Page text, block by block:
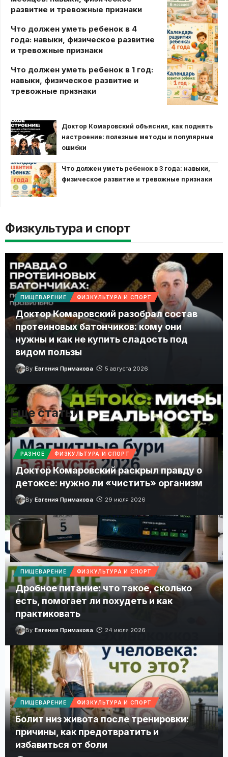
развитие и тревожные признаки
Что должен уметь ребенок в 4
года: навыки, физическое развитие
и тревожные признаки
Что должен уметь ребенок в 1 год:
навыки, физическое развитие и
тревожные признаки
Доктор Комаровский объяснил, как поднять
настроение: полезные методы и популярные
ошибки
Что должен уметь ребенок в 3 года: навыки,
физическое развитие и тревожные признаки
Физкультура и спорт
ПИЩЕВАРЕНИЕ ФИЗКУЛЬТУРА И СПОРТ
Доктор Комаровский разобрал состав
протеиновых батончиков: кому они
нужны и как не купить сладость под
видом пользы
By Евгения Примакова 5 августа 2026
РАЗНОЕ ФИЗКУЛЬТУРА И СПОРТ
Доктор Комаровский раскрыл правду о
детоксе: нужно ли «чистить» организм
By Евгения Примакова 29 июля 2026
ПИЩЕВАРЕНИЕ ФИЗКУЛЬТУРА И СПОРТ
Дробное питание: что такое, сколько
есть, помогает ли похудеть и как
практиковать
By Евгения Примакова 24 июля 2026
ПИЩЕВАРЕНИЕ ФИЗКУЛЬТУРА И СПОРТ
Болит низ живота после тренировки:
причины, как предотвратить и
избавиться от боли
Еще статьи Больше
Магнитные бури 5 августа 2026 в Украине: прогноз
солнечной активности на сегодня
Почасовой прогноз Kp, уровень солнечной активности и
рекомендации для хорошего самочувствия.